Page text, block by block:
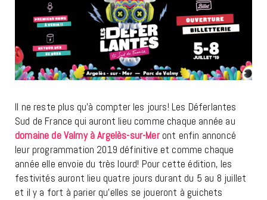
Il ne reste plus qu’à compter les jours! Les Déferlantes
Sud de France qui auront lieu comme chaque année au
domaine de Valmy à Argelès-sur-Meront enfin annoncé
leur programmation 2019 définitive et comme chaque
année elle envoie du très lourd! Pour cette édition, les
festivités auront lieu quatre jours durant du 5 au 8 juillet
et il y a fort à parier qu’elles se joueront à guichets